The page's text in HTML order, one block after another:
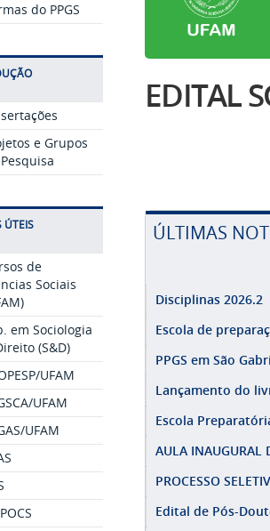
do PPGS
e Grupos
ÚTEIS
de
Sociais
em Sociologia
(S&D)
UFAM
UFAM
UFAM
EDITAL
ÚLTIMAS
Disciplinas 2026.2
Escola de
PPGS em São
Lançamento do
Escola
AULA INAUGURAL
PROCESSO
Edital de Pós-